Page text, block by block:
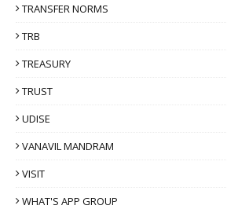
TRANSFER NORMS
TRB
TREASURY
TRUST
UDISE
VANAVIL MANDRAM
VISIT
WHAT'S APP GROUP